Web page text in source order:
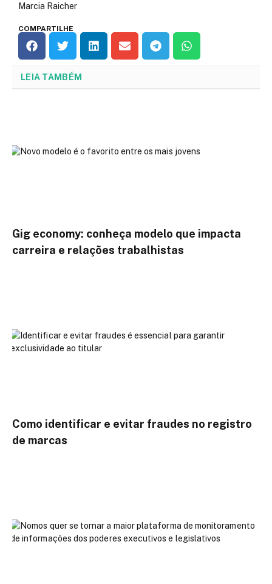
Marcia Raicher
COMPARTILHE
LEIA TAMBÉM
Gig economy: conheça modelo que impacta
carreira e relações trabalhistas
Como identificar e evitar fraudes no registro
de marcas